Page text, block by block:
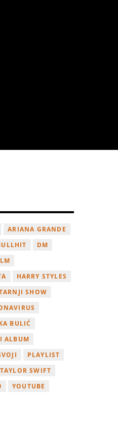
ARIANA GRANDE
DM
HARRY STYLES
SHOW
BULIĆ
ALBUM
PLAYLIST
TAYLOR SWIFT
YOUTUBE